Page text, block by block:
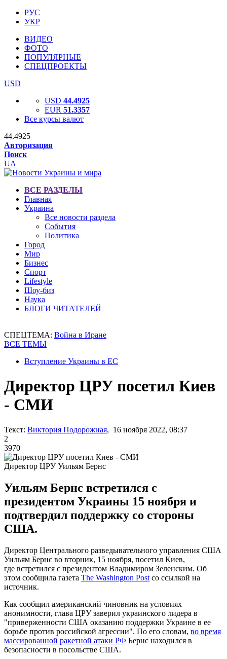
РУС
УКР
ВИДЕО
ФОТО
ПОПУЛЯРНЫЕ
СПЕЦПРОЕКТЫ
USD
USD 44.4925
EUR 51.3357
Все курсы валют
44.4925
Авторизация
Поиск
UA
ВСЕ РАЗДЕЛЫ
Главная
Украина
Все новости раздела
События
Политика
Город
Мир
Бизнес
Спорт
Lifestyle
Шоу-биз
Наука
БЛОГИ ЧИТАТЕЛЕЙ
СПЕЦТЕМА: Война в Иране
ВСЕ ТЕМЫ
Вступление Украины в ЕС
Директор ЦРУ посетил Киев
- СМИ
Текст: Виктория Подорожная, 16 ноября 2022, 08:37
2
3970
Директор ЦРУ Уильям Бернс
Уильям Бернс встретился с
президентом Украины 15 ноября и
подтвердил поддержку со стороны
США.
Директор Центрального разведывательного управления США
Уильям Бернс во вторник, 15 ноября, посетил Киев,
где встретился с президентом Владимиром Зеленским. Об
этом сообщила газета The Washington Post со ссылкой на
источник.
Как сообщил американский чиновник на условиях
анонимности, глава ЦРУ заверил украинского лидера в
"приверженности США оказанию поддержки Украине в ее
борьбе против российской агрессии". По его словам, во время
массированной ракетной атаки РФ Бернс находился в
безопасности в посольстве США.